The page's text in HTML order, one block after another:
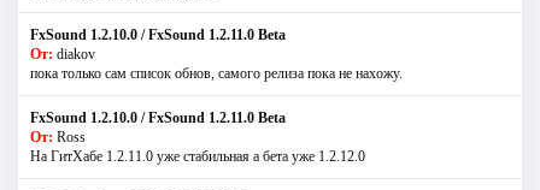
FxSound 1.2.10.0 / FxSound 1.2.11.0 Beta
От: diakov
пока только сам список обнов, самого релиза пока не нахожу.
FxSound 1.2.10.0 / FxSound 1.2.11.0 Beta
От: Ross
На ГитХабе 1.2.11.0 уже стабильная а бета уже 1.2.12.0